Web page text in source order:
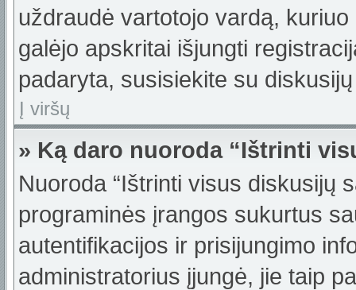
uždraudė vartotojo vardą,
galėjo apskritai išjungti
padaryta, susisiekite su
Į viršų
» Ką daro nuoroda “Ištrinti
Nuoroda “Ištrinti visus diskusijų
programinės įrangos sukurtus
autentifikacijos ir prisijungimo
administratorius įjungė, jie taip